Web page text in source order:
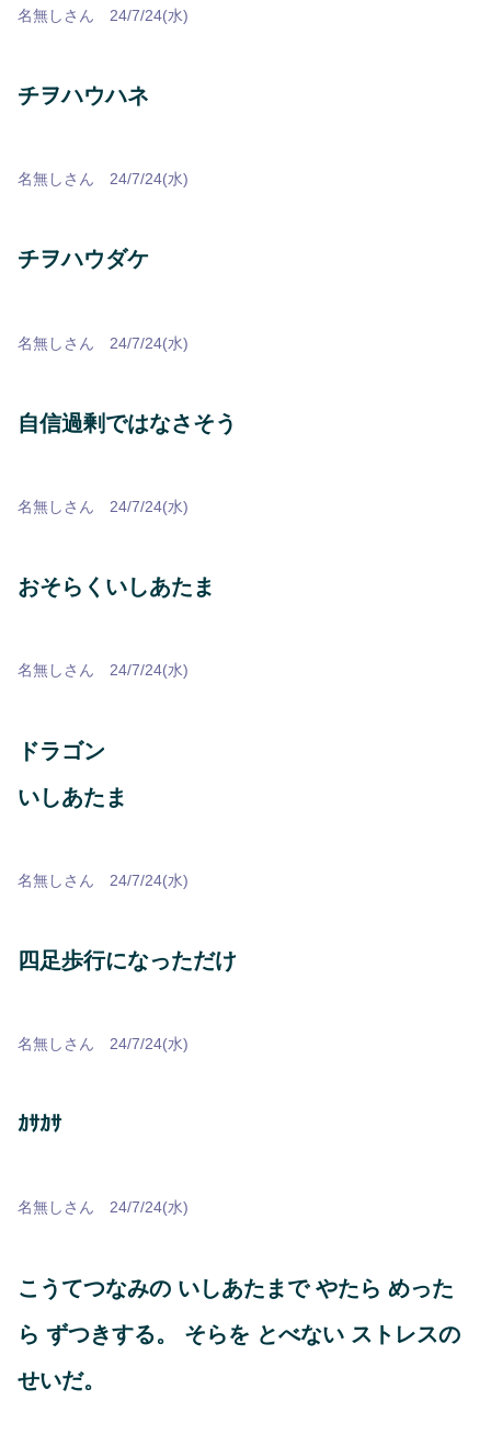
名無しさん 24/7/24(水)
チヲハウハネ
名無しさん 24/7/24(水)
チヲハウダケ
名無しさん 24/7/24(水)
自信過剰ではなさそう
名無しさん 24/7/24(水)
おそらくいしあたま
名無しさん 24/7/24(水)
ドラゴン
いしあたま
名無しさん 24/7/24(水)
四足歩行になっただけ
名無しさん 24/7/24(水)
ｶｻｶｻ
名無しさん 24/7/24(水)
こうてつなみの いしあたまで やたら めった
ら ずつきする。 そらを とべない ストレスの
せいだ。